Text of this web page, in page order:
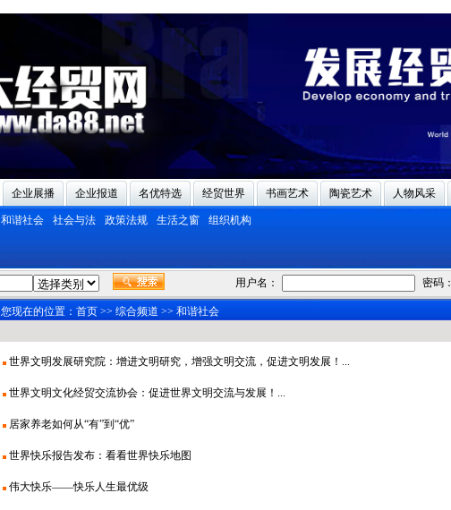
企业展播 企业报道 名优特选 经贸世界 书画艺术 陶瓷艺术 人物风采
和谐社会 社会与法 政策法规 生活之窗 组织机构
用户名： 密码：
您现在的位置： 首页 >> 综合频道 >> 和谐社会
世界文明发展研究院：增进文明研究，增强文明交流，促进文明发展！...
世界文明文化经贸交流协会：促进世界文明交流与发展！...
居家养老如何从“有”到“优”
世界快乐报告发布：看看世界快乐地图
伟大快乐——快乐人生最优级